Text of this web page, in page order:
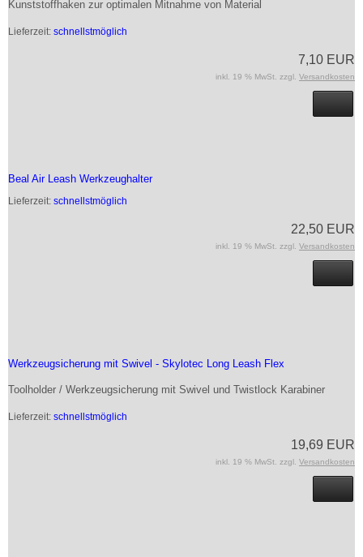
Kunststoffhaken zur optimalen Mitnahme von Material
Lieferzeit: schnellstmöglich
7,10 EUR
inkl. 19 % MwSt. zzgl. Versandkosten
Beal Air Leash Werkzeughalter
Lieferzeit: schnellstmöglich
22,50 EUR
inkl. 19 % MwSt. zzgl. Versandkosten
Werkzeugsicherung mit Swivel - Skylotec Long Leash Flex
Toolholder / Werkzeugsicherung mit Swivel und Twistlock Karabiner
Lieferzeit: schnellstmöglich
19,69 EUR
inkl. 19 % MwSt. zzgl. Versandkosten